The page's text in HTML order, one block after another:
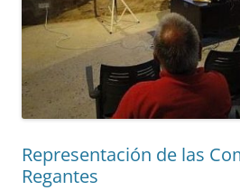
Representación de las
Regantes